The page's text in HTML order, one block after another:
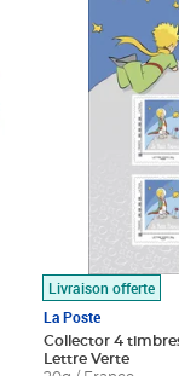
Livraison offerte
La Poste
Collector 4
Lettre Verte